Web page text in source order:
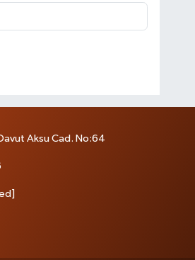
Aksu Cad. No:64